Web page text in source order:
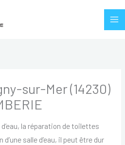
sur-Mer (14230)
la réparation de toilettes
salle d’eau, il peut être dur